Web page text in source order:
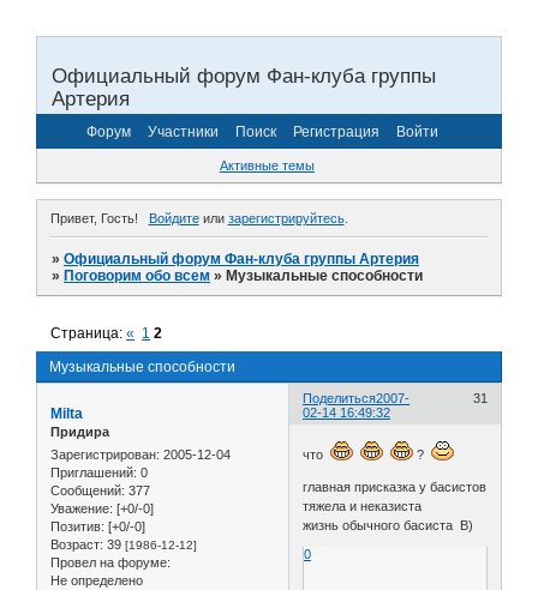
Официальный форум Фан-клуба группы
Артерия
Форум Участники Поиск Регистрация Войти
Активные темы
Привет, Гость! Войдитеили зарегистрируйтесь.
»Официальный форум Фан-клуба группы Артерия
»Поговорим обо всем »Музыкальные способности
Музыкальные способности
Страница:« 1 2
Поделиться 31
2007-
02-14 16:49:32
Milta
Придира
Зарегистрирован: 2005-12-04
Приглашений: 0
Сообщений: 377
Уважение: [+0/-0]
Позитив: [+0/-0]
Возраст: 39 [1986-12-12]
Провел на форуме:
Не определено
что ?
главная присказка у басистов
тяжела и неказиста
жизнь обычного басиста B)
0